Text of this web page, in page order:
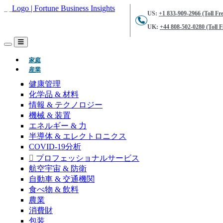
US: +1 833-909-2966 (Toll
UK: +44 808-502-0280 (Toll
家庭(現在)
産業
健康管理
化学品 & 材料
情報 & テクノロジー
機械 & 装置
エネルギー & 力
半導体 & エレクトロニクス
COVID-19分析
プロフェッショナルサービス
航空宇宙 & 防衛
自動車 & 交通機関
食べ物 & 飲料
農業
消費財
包装